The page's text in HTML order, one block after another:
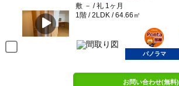
敷 － / 礼 1ヶ月
1階 / 2LDK / 64.66㎡
ポンタ
部屋
パノラマ
お問い合わせ(無料)